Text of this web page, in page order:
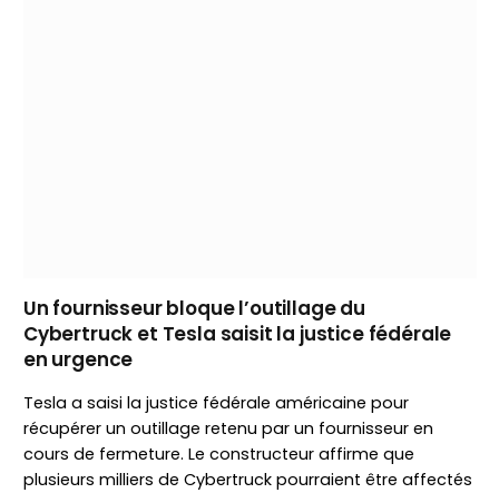
Un fournisseur bloque l’outillage du
Cybertruck et Tesla saisit la justice fédérale
en urgence
Tesla a saisi la justice fédérale américaine pour
récupérer un outillage retenu par un fournisseur en
cours de fermeture. Le constructeur affirme que
plusieurs milliers de Cybertruck pourraient être affectés